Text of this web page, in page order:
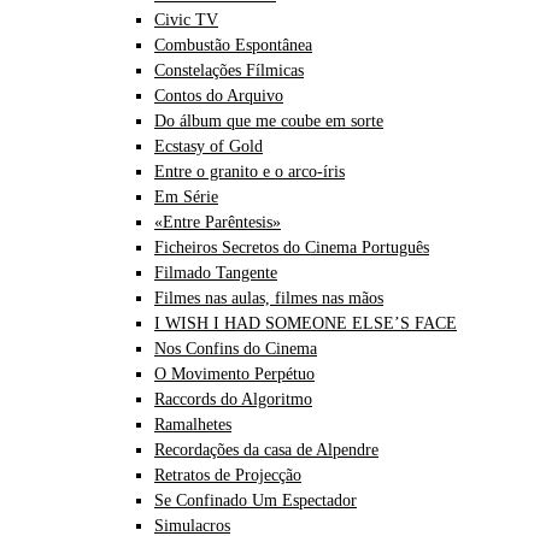
Civic TV
Combustão Espontânea
Constelações Fílmicas
Contos do Arquivo
Do álbum que me coube em sorte
Ecstasy of Gold
Entre o granito e o arco-íris
Em Série
«Entre Parêntesis»
Ficheiros Secretos do Cinema Português
Filmado Tangente
Filmes nas aulas, filmes nas mãos
I WISH I HAD SOMEONE ELSE’S FACE
Nos Confins do Cinema
O Movimento Perpétuo
Raccords do Algoritmo
Ramalhetes
Recordações da casa de Alpendre
Retratos de Projecção
Se Confinado Um Espectador
Simulacros